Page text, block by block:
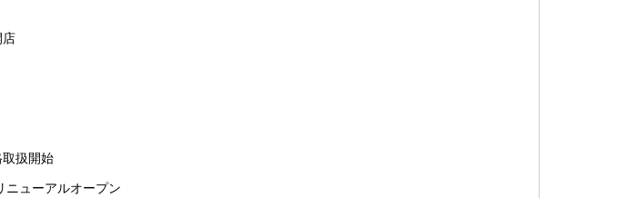
店
扱開始
ューアルオープン